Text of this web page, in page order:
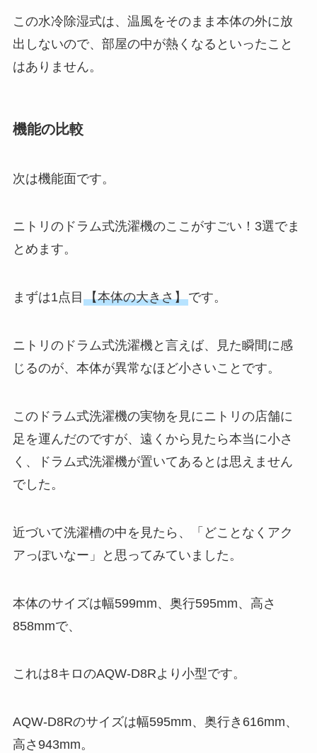
この水冷除湿式は、温風をそのまま本体の外に放
出しないので、部屋の中が熱くなるといったこと
はありません。
機能の比較
次は機能面です。
ニトリのドラム式洗濯機のここがすごい！3選でま
とめます。
まずは1点目 【本体の大きさ】です。
ニトリのドラム式洗濯機と言えば、見た瞬間に感
じるのが、本体が異常なほど小さいことです。
このドラム式洗濯機の実物を見にニトリの店舗に
足を運んだのですが、遠くから見たら本当に小さ
く、ドラム式洗濯機が置いてあるとは思えません
でした。
近づいて洗濯槽の中を見たら、「どことなくアク
アっぽいなー」と思ってみていました。
本体のサイズは幅599mm、奥行595mm、高さ
858mmで、
これは8キロのAQW-D8Rより小型です。
AQW-D8Rのサイズは幅595mm、奥行き616mm、
高さ943mm。